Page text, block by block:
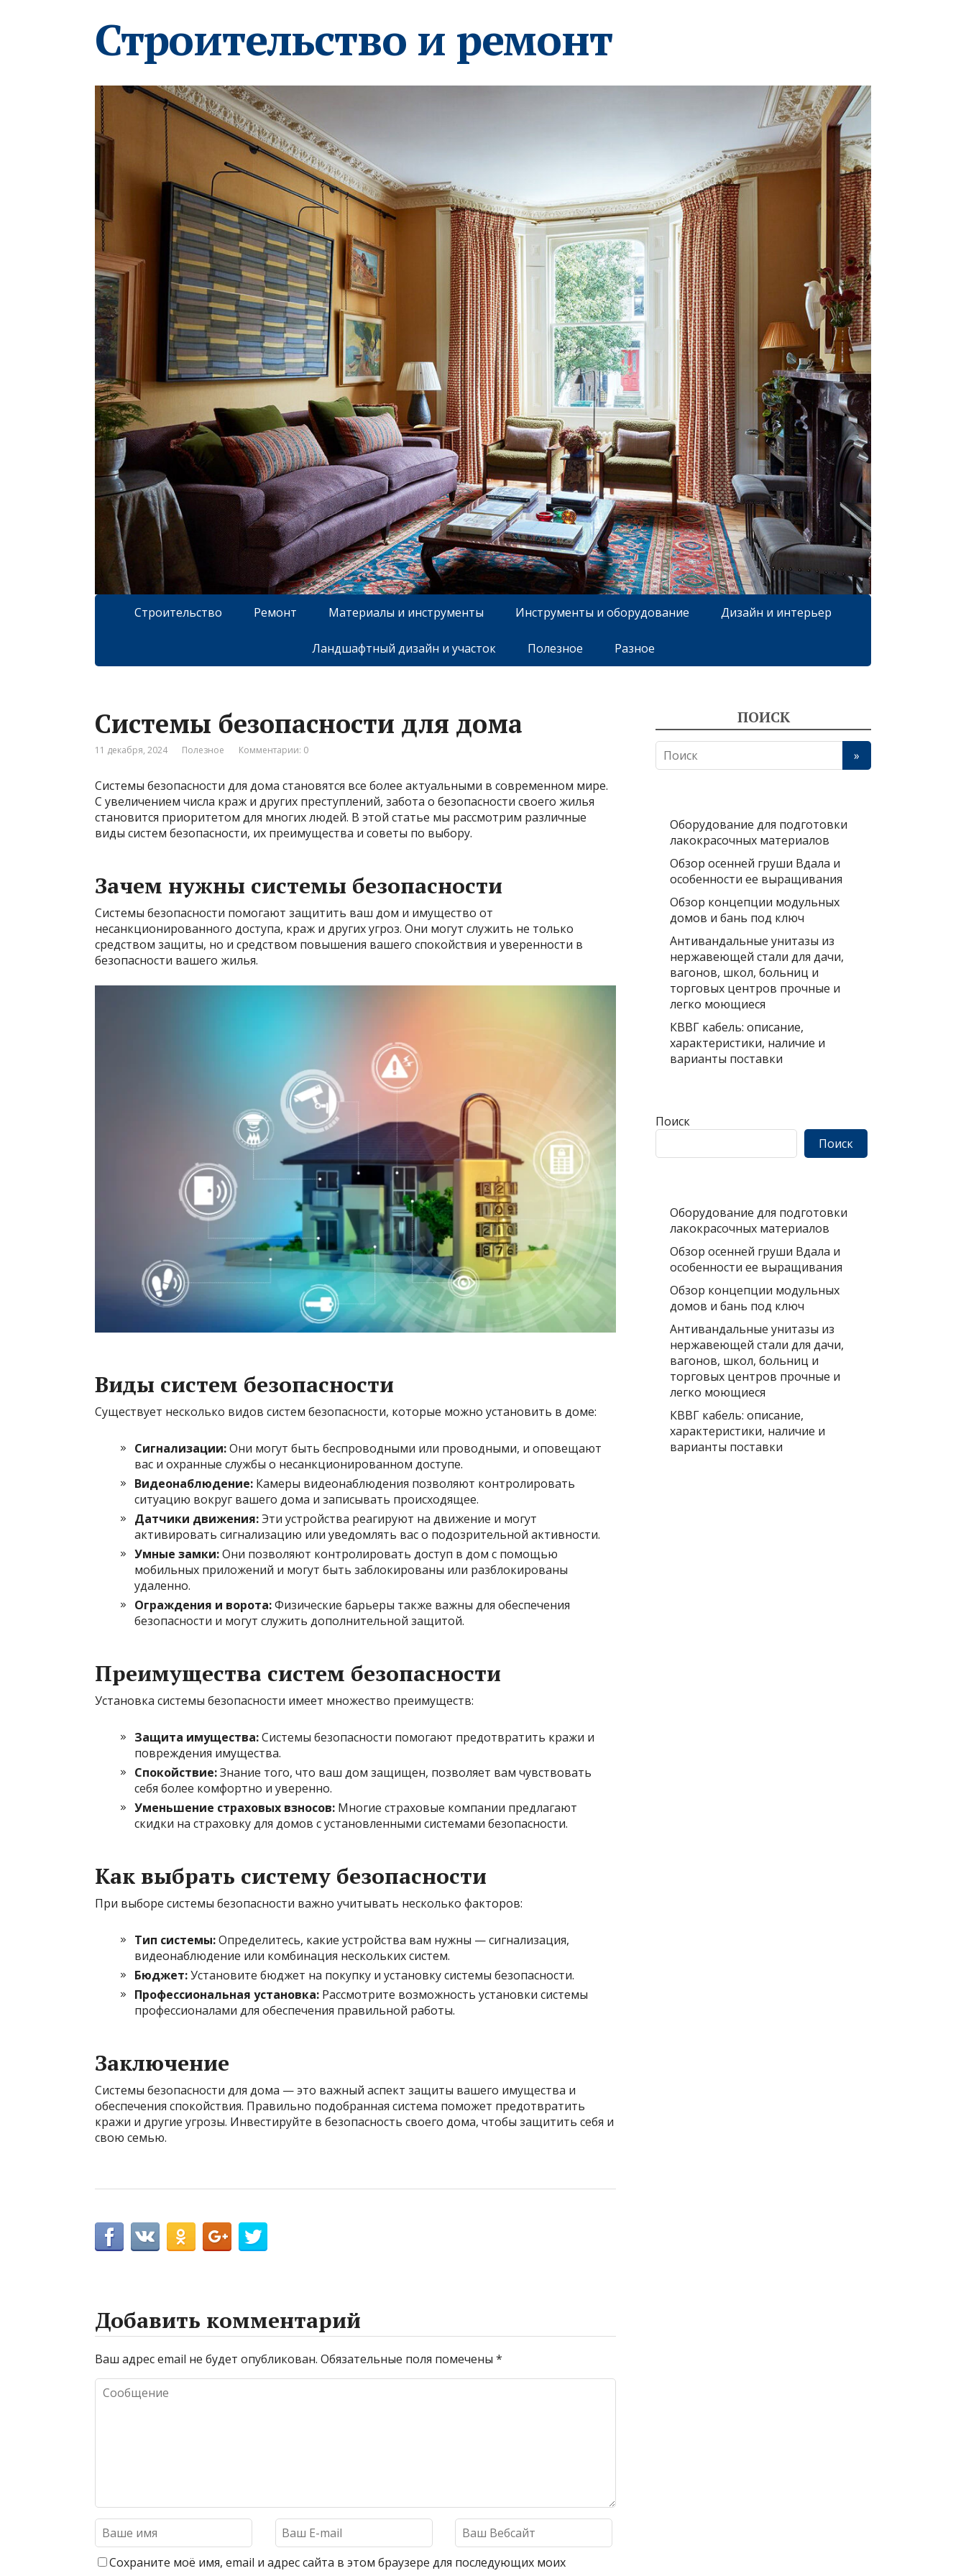
Строительство и ремонт
Строительство Ремонт Материалы и инструменты Инструменты и оборудование Дизайн и интерьер
Ландшафтный дизайн и участок Полезное Разное
Системы безопасности для дома
11 декабря, 2024 Полезное Комментарии: 0
Системы безопасности для дома становятся все более актуальными в современном мире.
С увеличением числа краж и других преступлений, забота о безопасности своего жилья
становится приоритетом для многих людей. В этой статье мы рассмотрим различные
виды систем безопасности, их преимущества и советы по выбору.
Зачем нужны системы безопасности
Системы безопасности помогают защитить ваш дом и имущество от
несанкционированного доступа, краж и других угроз. Они могут служить не только
средством защиты, но и средством повышения вашего спокойствия и уверенности в
безопасности вашего жилья.
Виды систем безопасности
Существует несколько видов систем безопасности, которые можно установить в доме:
Сигнализации:Они могут быть беспроводными или проводными, и оповещают
вас и охранные службы о несанкционированном доступе.
Видеонаблюдение: Камеры видеонаблюдения позволяют контролировать
ситуацию вокруг вашего дома и записывать происходящее.
Датчики движения:Эти устройства реагируют на движение и могут
активировать сигнализацию или уведомлять вас о подозрительной активности.
Умные замки:Они позволяют контролировать доступ в дом с помощью
мобильных приложений и могут быть заблокированы или разблокированы
удаленно.
Ограждения и ворота:Физические барьеры также важны для обеспечения
безопасности и могут служить дополнительной защитой.
Преимущества систем безопасности
Установка системы безопасности имеет множество преимуществ:
Защита имущества:Системы безопасности помогают предотвратить кражи и
повреждения имущества.
Спокойствие:Знание того, что ваш дом защищен, позволяет вам чувствовать
себя более комфортно и уверенно.
Уменьшение страховых взносов: Многие страховые компании предлагают
скидки на страховку для домов с установленными системами безопасности.
Как выбрать систему безопасности
При выборе системы безопасности важно учитывать несколько факторов:
Тип системы:Определитесь, какие устройства вам нужны — сигнализация,
видеонаблюдение или комбинация нескольких систем.
Бюджет:Установите бюджет на покупку и установку системы безопасности.
Профессиональная установка: Рассмотрите возможность установки системы
профессионалами для обеспечения правильной работы.
Заключение
Системы безопасности для дома — это важный аспект защиты вашего имущества и
обеспечения спокойствия. Правильно подобранная система поможет предотвратить
кражи и другие угрозы. Инвестируйте в безопасность своего дома, чтобы защитить себя и
свою семью.
Добавить комментарий
Ваш адрес email не будет опубликован. Обязательные поля помечены *
Сохраните моё имя, email и адрес сайта в этом браузере для последующих моих
ПОИСК
Оборудование для подготовки
лакокрасочных материалов
Обзор осенней груши Вдала и
особенности ее выращивания
Обзор концепции модульных
домов и бань под ключ
Антивандальные унитазы из
нержавеющей стали для дачи,
вагонов, школ, больниц и
торговых центров прочные и
легко моющиеся
КВВГ кабель: описание,
характеристики, наличие и
варианты поставки
Поиск
Поиск
Оборудование для подготовки
лакокрасочных материалов
Обзор осенней груши Вдала и
особенности ее выращивания
Обзор концепции модульных
домов и бань под ключ
Антивандальные унитазы из
нержавеющей стали для дачи,
вагонов, школ, больниц и
торговых центров прочные и
легко моющиеся
КВВГ кабель: описание,
характеристики, наличие и
варианты поставки